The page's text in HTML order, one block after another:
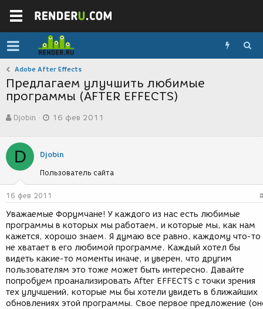
Adobe After Effects
Предлагаем улучшить любимые
программы (AFTER EFFECTS)
в
о
р
т
е
м
ы
Djobin
а
с
з
д
и
я
16 фев 2011
D Djobin
Пользователь сайта
16 фев 2011
Уважаемые Форумчане! У каждого из нас есть любимые
программы в которых мы работаем, и которые мы, как нам
кажется, хорошо знаем. Я думаю все равно, каждому что-то
не хватает в его любимой программе. Каждый хотел бы
видеть какие-то моменты иначе, и уверен, что другим
пользователям это тоже может быть интересно. Давайте
попробуем проанализировать After EFFECTS с точки зрения
тех улучшений, которые мы бы хотели увидеть в ближайших
обновлениях этой программы. Свое первое предложение